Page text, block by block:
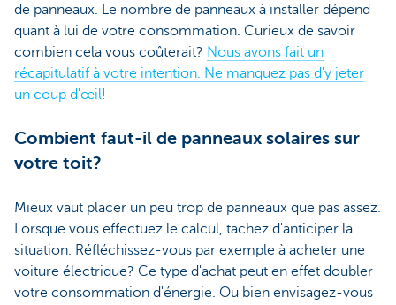
de panneaux. Le nombre de panneaux à installer dépend
quant à lui de votre consommation. Curieux de savoir
combien cela vous coûterait? Nous avons fait un
récapitulatif à votre intention. Ne manquez pas d'y jeter
un coup d'œil!
Combient faut-il de panneaux solaires sur
votre toit?
Mieux vaut placer un peu trop de panneaux que pas assez.
Lorsque vous effectuez le calcul, tachez d'anticiper la
situation. Réfléchissez-vous par exemple à acheter une
voiture électrique? Ce type d'achat peut en effet doubler
votre consommation d'énergie. Ou bien envisagez-vous